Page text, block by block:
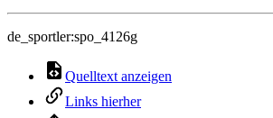
de_sportler:spo_4126g
Quelltext anzeigen
Links hierher